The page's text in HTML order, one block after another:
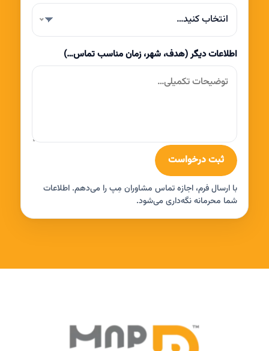
انتخاب کنید…
اطلاعات دیگر (هدف، شهر، زمان مناسب تماس…)
ثبت درخواست
با ارسال فرم، اجازه تماس مشاوران مِپ را می‌دهم. اطلاعات
شما محرمانه نگه‌داری می‌شود.